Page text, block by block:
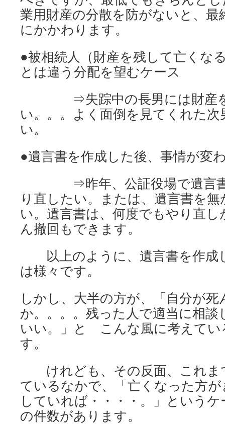
業用財産の分散を防がないと、最
にかかわります。
●被相続人（財産を残して亡くな
とは違う分配を望むケース
⇒失踪中の長男には財産を
い。。。よく面倒を見てくれた
い。
●遺言書を作成した後、事情が変
⇒昨年、公証役場で遺言書
り直したい。または、遺言書を
い。遺言書は、何度でもやり直
ん撤回もできます。
以上のように、遺言書を作成
は様々です。
しかし、大半の方が、「自分が
か。。。。残った人で適当に相
いい。」と こんな風に考えてい
す。
けれども、その反面、これま
ているなかで、「亡くなった方
していれば・・・・。」という
の件数があります。